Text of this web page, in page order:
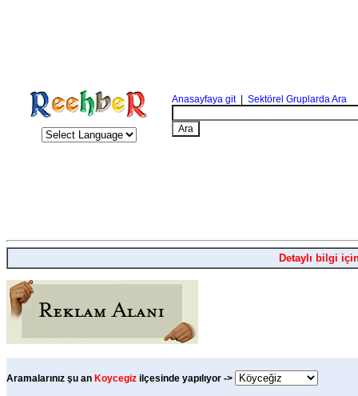
Anasayfaya git| Sektörel Gruplarda Ara
Detaylı bilgi
Aramalarınız şu an Koycegiz ilçesinde yapılıyor ->